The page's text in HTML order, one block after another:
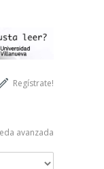
Regístrate!
avanzada